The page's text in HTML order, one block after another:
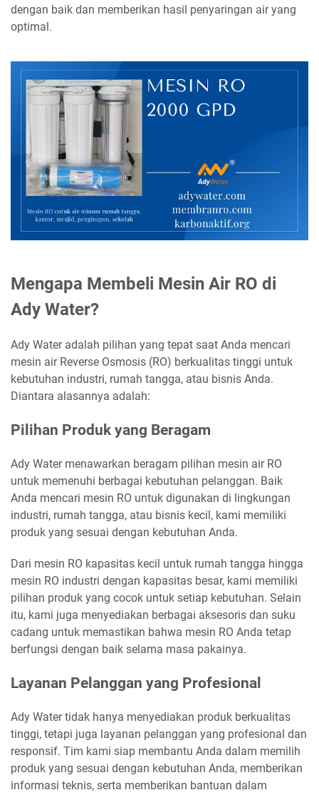
dengan baik dan memberikan hasil penyaringan air yang
optimal.
Mengapa Membeli Mesin Air RO di
Ady Water?
Ady Water adalah pilihan yang tepat saat Anda mencari
mesin air Reverse Osmosis (RO) berkualitas tinggi untuk
kebutuhan industri, rumah tangga, atau bisnis Anda.
Diantara alasannya adalah:
Pilihan Produk yang Beragam
Ady Water menawarkan beragam pilihan mesin air RO
untuk memenuhi berbagai kebutuhan pelanggan. Baik
Anda mencari mesin RO untuk digunakan di lingkungan
industri, rumah tangga, atau bisnis kecil, kami memiliki
produk yang sesuai dengan kebutuhan Anda.
Dari mesin RO kapasitas kecil untuk rumah tangga hingga
mesin RO industri dengan kapasitas besar, kami memiliki
pilihan produk yang cocok untuk setiap kebutuhan. Selain
itu, kami juga menyediakan berbagai aksesoris dan suku
cadang untuk memastikan bahwa mesin RO Anda tetap
berfungsi dengan baik selama masa pakainya.
Layanan Pelanggan yang Profesional
Ady Water tidak hanya menyediakan produk berkualitas
tinggi, tetapi juga layanan pelanggan yang profesional dan
responsif. Tim kami siap membantu Anda dalam memilih
produk yang sesuai dengan kebutuhan Anda, memberikan
informasi teknis, serta memberikan bantuan dalam